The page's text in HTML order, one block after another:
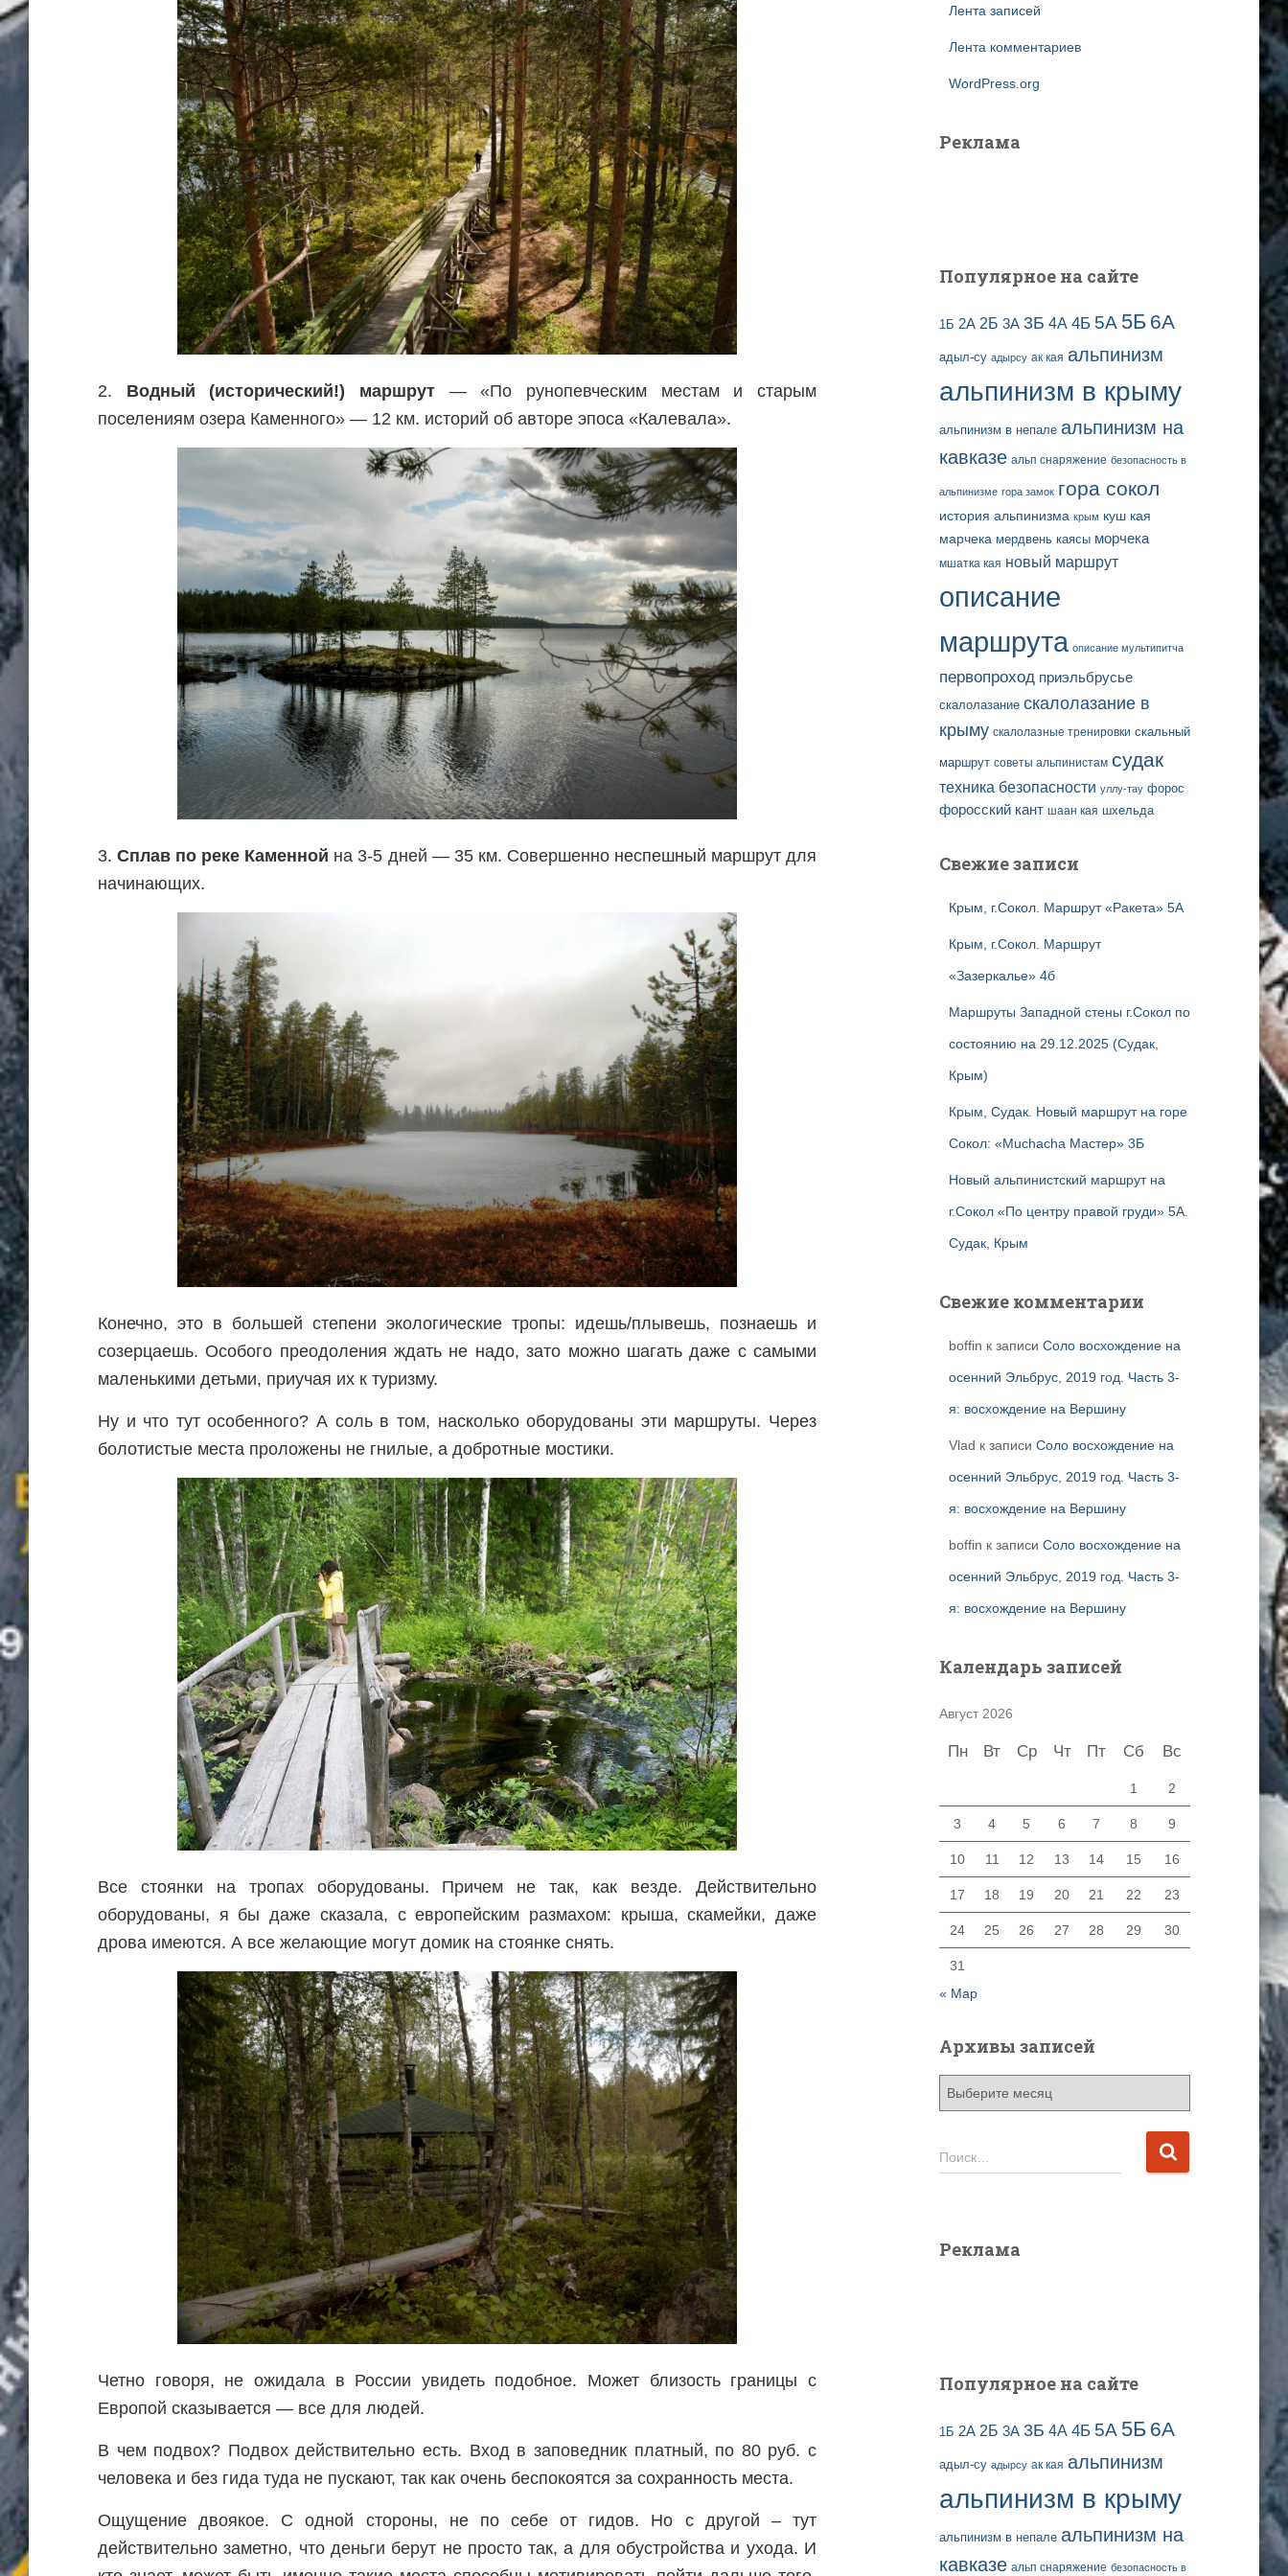
2. Водный (исторический!) маршрут — «По рунопевческим местам и старым
поселениям озера Каменного» — 12 км. историй об авторе эпоса «Калевала».
3.Сплав по реке Каменной на 3-5 дней — 35 км. Совершенно неспешный маршрут для
начинающих.
Конечно, это в большей степени экологические тропы: идешь/плывешь, познаешь и
созерцаешь. Особого преодоления ждать не надо, зато можно шагать даже с самыми
маленькими детьми, приучая их к туризму.
Ну и что тут особенного? А соль в том, насколько оборудованы эти маршруты. Через
болотистые места проложены не гнилые, а добротные мостики.
Все стоянки на тропах оборудованы. Причем не так, как везде. Действительно
оборудованы, я бы даже сказала, с европейским размахом: крыша, скамейки, даже
дрова имеются. А все желающие могут домик на стоянке снять.
Четно говоря, не ожидала в России увидеть подобное. Может близость границы с
Европой сказывается — все для людей.
В чем подвох? Подвох действительно есть. Вход в заповедник платный, по 80 руб. с
человека и без гида туда не пускают, так как очень беспокоятся за сохранность места.
Ощущение двоякое. С одной стороны, не по себе от гидов. Но с другой – тут
действительно заметно, что деньги берут не просто так, а для обустройства и ухода. И
Лента записей
Лента комментариев
WordPress.org
Реклама
Популярное на сайте
1Б 2А 2Б 3А 3Б 4А 4Б 5А 5Б 6А
адыл-су адырсу ак кая альпинизм
альпинизм в крыму
альпинизм в непале альпинизм на
кавказе альп снаряжение безопасность в
альпинизме гора замок гора сокол
история альпинизма крым куш кая
марчека мердвень каясы морчека
мшатка кая новый маршрут
описание
маршрута описание мультипитча
первопроход приэльбрусье
скалолазание скалолазание в
крыму скалолазные тренировки скальный
маршрут советы альпинистам судак
техника безопасности уллу-тау форос
форосский кант шаан кая шхельда
Свежие записи
Крым, г.Сокол. Маршрут «Ракета» 5А
Крым, г.Сокол. Маршрут
«Зазеркалье» 4б
Маршруты Западной стены г.Сокол по
состоянию на 29.12.2025 (Судак,
Крым)
Крым, Судак. Новый маршрут на горе
Сокол: «Muchacha Мастер» 3Б
Новый альпинистский маршрут на
г.Сокол «По центру правой груди» 5А.
Судак, Крым
Свежие комментарии
boffin к записи Соло восхождение на
осенний Эльбрус, 2019 год. Часть 3-
я: восхождение на Вершину
Vlad к записи Соло восхождение на
осенний Эльбрус, 2019 год. Часть 3-
я: восхождение на Вершину
boffin к записи Соло восхождение на
осенний Эльбрус, 2019 год. Часть 3-
я: восхождение на Вершину
Календарь записей
Август 2026
Пн Вт Ср Чт Пт Сб Вс
1 2
3 4 5 6 7 8 9
10 11 12 13 14 15 16
17 18 19 20 21 22 23
24 25 26 27 28 29 30
31
« Мар
Архивы записей
в
п
Н
а
:
Поиск…
Реклама
Популярное на сайте
1Б 2А 2Б 3А 3Б 4А 4Б 5А 5Б 6А
адыл-су адырсу ак кая альпинизм
альпинизм в крыму
альпинизм в непале альпинизм на
кавказе альп снаряжение безопасность в